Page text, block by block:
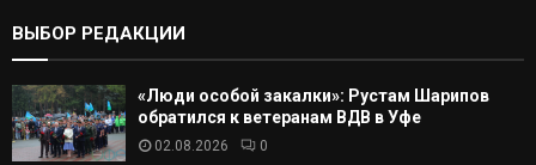
А
ВЫБОР РЕДАКЦИИ
«Люди особой закалки»: Рустам Шарипов
обратился к ветеранам ВДВ в Уфе
02.08.2026 0